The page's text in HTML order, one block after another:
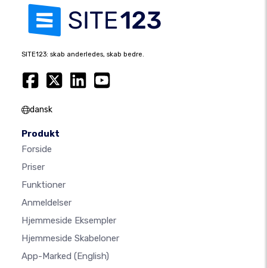
SITE123: skab anderledes, skab bedre.
dansk
Produkt
Forside
Priser
Funktioner
Anmeldelser
Hjemmeside Eksempler
Hjemmeside Skabeloner
App-Marked (English)